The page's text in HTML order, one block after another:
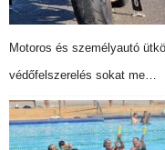
Motoros és személyautó
védőfelszerelés sokat me…